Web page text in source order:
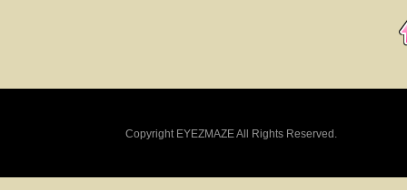
Copyright EYEZMAZE All Rights Reserved.